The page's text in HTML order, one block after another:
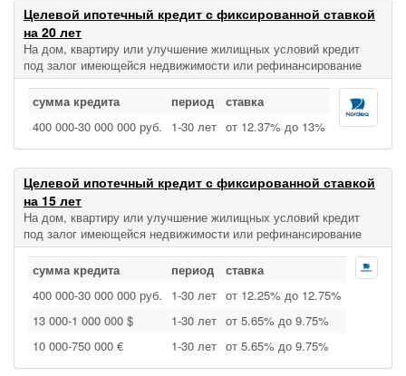
Целевой ипотечный кредит с фиксированной ставкой
на 20 лет
На дом, квартиру или улучшение жилищных условий кредит
под залог имеющейся недвижимости или рефинансирование
сумма кредита период
ставка
400 000‑30 000 000 руб.
1‑30 лет от 12.37% до 13%
Целевой ипотечный кредит с фиксированной ставкой
на 15 лет
На дом, квартиру или улучшение жилищных условий кредит
под залог имеющейся недвижимости или рефинансирование
сумма кредита период
ставка
400 000‑30 000 000 руб.
1‑30 лет от 12.25% до 12.75%
13 000‑1 000 000 $
1‑30 лет от 5.65% до 9.75%
10 000‑750 000 €
1‑30 лет от 5.65% до 9.75%